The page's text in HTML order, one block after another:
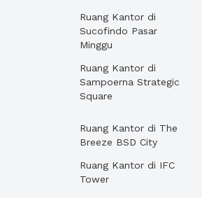
Ruang Kantor di
Sucofindo Pasar
Minggu
Ruang Kantor di
Sampoerna Strategic
Square
Ruang Kantor di The
Breeze BSD City
Ruang Kantor di IFC
Tower